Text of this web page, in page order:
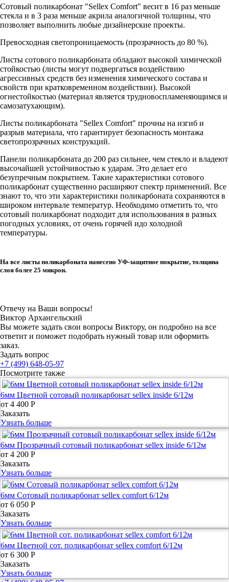
Сотовый поликарбонат "Sellex Comfort" весит в 16 раз меньше
стекла и в 3 раза меньше акрила аналогичной толщины, что
позволяет выполнить любые дизайнерские проекты.
Превосходная светопроницаемость (прозрачность до 80 %).
Листы сотового поликарбоната обладают высокой химической
стойкостью (листы могут подвергаться воздействию
агрессивных средств без изменения химического состава и
свойств при кратковременном воздействии). Высокой
огнестойкостью (материал является трудновоспламеняющимся и
самозатухающим).
Листы поликарбоната "Sellex Comfort" прочны на изгиб и
разрыв материала, что гарантирует безопасность монтажа
светопрозрачных конструкций.
Панели поликарбоната до 200 раз сильнее, чем стекло и владеют
высочайшей устойчивостью к ударам. Это делает его
безупречным покрытием. Такие характеристики сотового
поликарбонат существенно расширяют спектр применений. Все
знают то, что эти характеристики поликарбоната сохраняются в
широком интервале температур. Необходимо отметить то, что
сотовый поликарбонат подходит для использования в разных
погодных условиях, от очень горячей идо холодной
температуры.
На все листы поликарбоната нанесено УФ-защитное покрытие, толщина
слоя более 25 микрон.
Отвечу на Ваши вопросы!
Виктор Архангельский
Вы можете задать свои вопросы Виктору, он подробно на все
ответит и поможет подобрать нужный товар или оформить
заказ.
Задать вопрос
+7 (499) 648-05-97
Посмотрите также
6мм Цветной сотовый поликарбонат sellex inside 6/12м
от 4 400 Р
Заказать
Узнать больше
6мм Прозрачный сотовый поликарбонат sellex inside 6/12м
от 4 200 Р
Заказать
Узнать больше
6мм Сотовый поликарбонат sellex comfort 6/12м
от 6 050 Р
Заказать
Узнать больше
6мм Цветной сот. поликарбонат sellex comfort 6/12м
от 6 300 Р
Заказать
Узнать больше